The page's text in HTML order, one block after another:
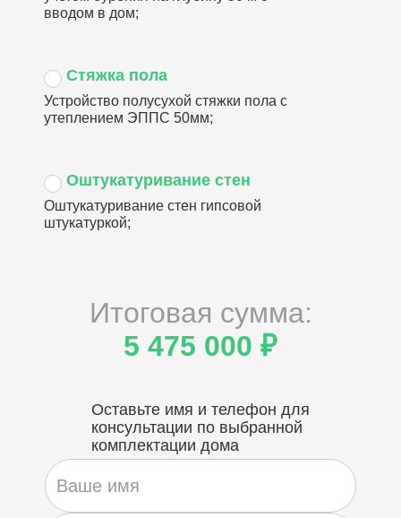
вводом в дом;
Стяжка пола
Устройство полусухой стяжки пола с
утеплением ЭППС 50мм;
Оштукатуривание стен
Оштукатуривание стен гипсовой
штукатуркой;
Итоговая сумма:
5 475 000 ₽
Оставьте имя и телефон для
консультации по выбранной
комплектации дома